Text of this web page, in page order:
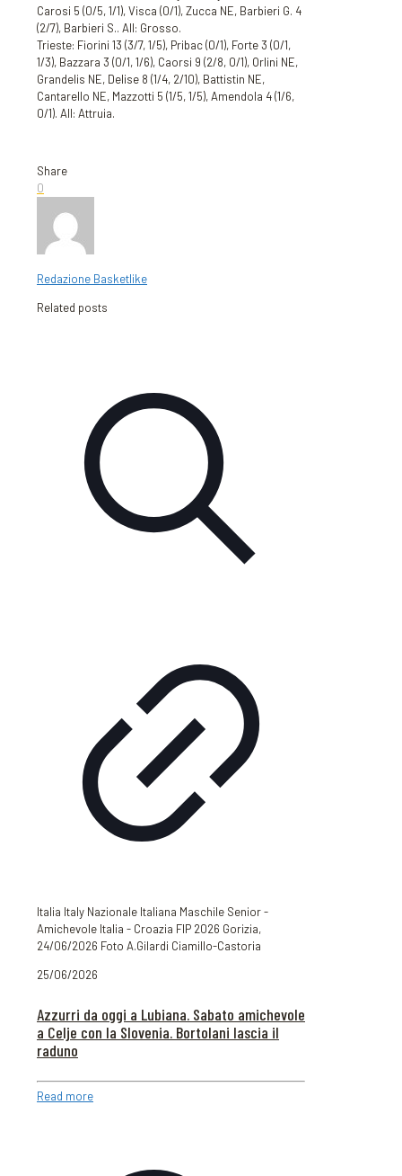
Carosi 5 (0/5, 1/1), Visca (0/1), Zucca NE, Barbieri G. 4
(2/7), Barbieri S.. All: Grosso.
Trieste: Fiorini 13 (3/7, 1/5), Pribac (0/1), Forte 3 (0/1,
1/3), Bazzara 3 (0/1, 1/6), Caorsi 9 (2/8, 0/1), Orlini NE,
Grandelis NE, Delise 8 (1/4, 2/10), Battistin NE,
Cantarello NE, Mazzotti 5 (1/5, 1/5), Amendola 4 (1/6,
0/1). All: Attruia.
Share
0
Redazione Basketlike
Related posts
Italia Italy Nazionale Italiana Maschile Senior -
Amichevole Italia - Croazia FIP 2026 Gorizia,
24/06/2026 Foto A.Gilardi Ciamillo-Castoria
25/06/2026
Azzurri da oggi a Lubiana. Sabato amichevole
a Celje con la Slovenia. Bortolani lascia il
raduno
Read more